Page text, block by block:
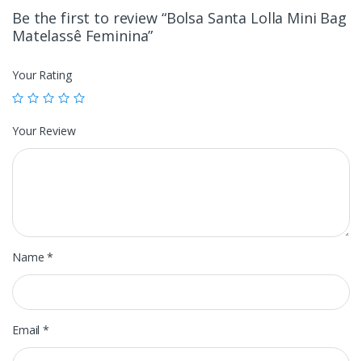
Be the first to review “Bolsa Santa Lolla Mini Bag
Matelassê Feminina”
Your Rating
Your Review
Name*
Email*